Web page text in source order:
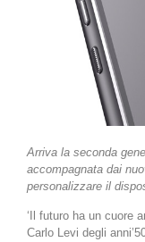
Arriva la seconda
accompagnata dai
personalizzare il
‘Il futuro ha un cuore
Carlo Levi degli